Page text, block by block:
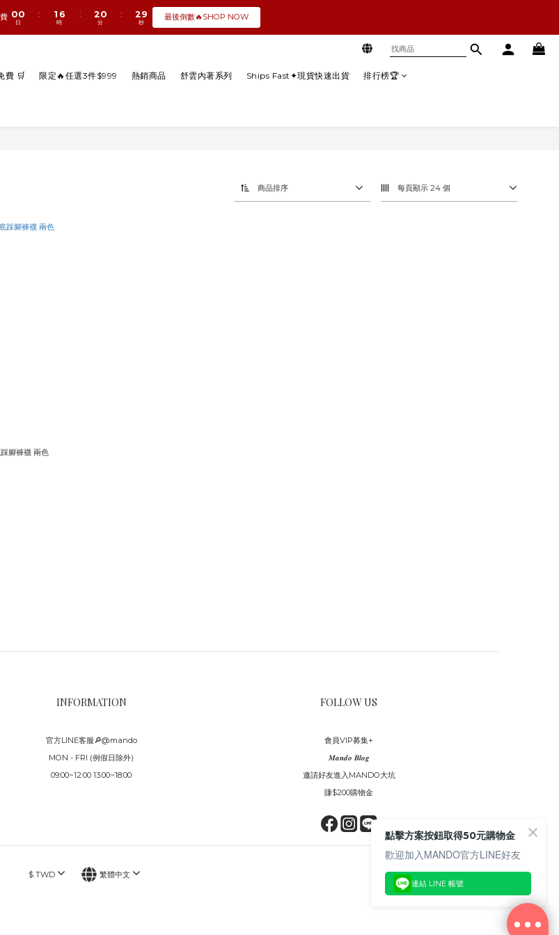
00
日
:
1
0
6
5
1
時
:
2
1
0
分
:
2
1
8
7
3
秒
最後倒數🔥SHOP NOW
費 🛒 限定🔥任選3件$999 熱銷商品 舒雲內著系列 Ships Fast✦現貨快速出貨 排行榜🏆
商品排序 每頁顯示 24 個
腳褲襪 兩色
INFORMATION
官方LINE客服🔎@mando
MON - FRI (例假日除外)
09:00~12:00 13:00~18:00
FOLLOW US
會員VIP募集+
𝑴𝒂𝒏𝒅𝒐 𝑩𝒍𝒐𝒈
邀請好友進入MANDO大坑
賺$200購物金
$ TWD 繁體中文
點擊方案按鈕取得50元購物金
歡迎加入MANDO官方LINE好友
連結 LINE 帳號